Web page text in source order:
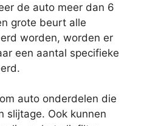
de auto meer dan 6
grote beurt alle
worden, worden er
een aantal specifieke
auto onderdelen die
slijtage. Ook kunnen